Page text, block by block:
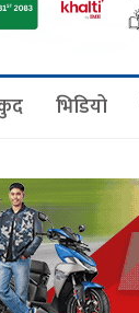
भिडियो